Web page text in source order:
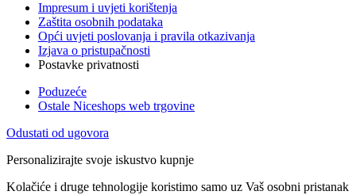
Impresum i uvjeti korištenja
Zaštita osobnih podataka
Opći uvjeti poslovanja i pravila otkazivanja
Izjava o pristupačnosti
Postavke privatnosti
Poduzeće
Ostale Niceshops web trgovine
Odustati od ugovora
Personalizirajte svoje iskustvo kupnje
Kolačiće i druge tehnologije koristimo samo uz Vaš osobni pristanak